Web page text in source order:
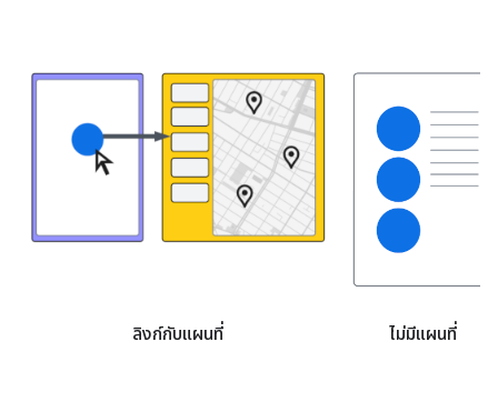
ลิงก์กับแผนที่ ไม่มีแผนที่